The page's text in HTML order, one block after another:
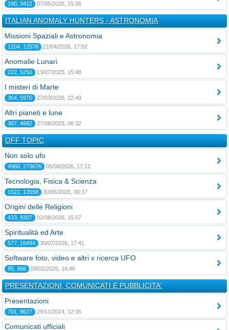
190, 3412 07/05/2026, 15:36
ITALIAN ANOMALY HUNTERS - ASTRONOMIA
Missioni Spaziali e Astronomia
1204, 12578 21/04/2026, 17:52
Anomalie Lunari
222, 5250 13/07/2025, 15:48
I misteri di Marte
364, 5970 27/03/2026, 22:49
Altri pianeti e lune
307, 4682 27/08/2023, 06:32
OFF TOPIC
Non solo ufo
4960, 273676 05/08/2026, 17:12
Tecnologia, Fisica & Scienza
1522, 13558 30/06/2026, 00:37
Origini delle Religioni
433, 9307 02/08/2026, 15:07
Spiritualità ed Arte
577, 16494 30/07/2026, 17:41
Software foto, video e altri x ricerca UFO
85, 966 09/02/2026, 16:46
PRESENTAZIONI, COMUNICATI E PUBBLICITA'
Presentazioni
701, 8627 29/11/2024, 12:36
Comunicati ufficiali